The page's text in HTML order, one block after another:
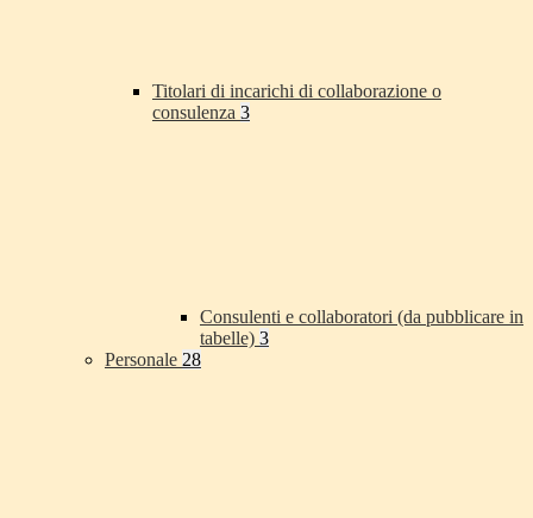
Titolari di incarichi di collaborazione o
consulenza 3
Consulenti e collaboratori (da pubblicare in
tabelle) 3
Personale 28